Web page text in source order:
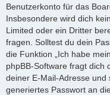
Benutzerkonto für das
Insbesondere wird dich
Limited oder ein Dritter
fragen. Solltest du dein
die Funktion „Ich habe
phpBB-Software fragt dich
deiner E-Mail-Adresse
generiertes Passwort an